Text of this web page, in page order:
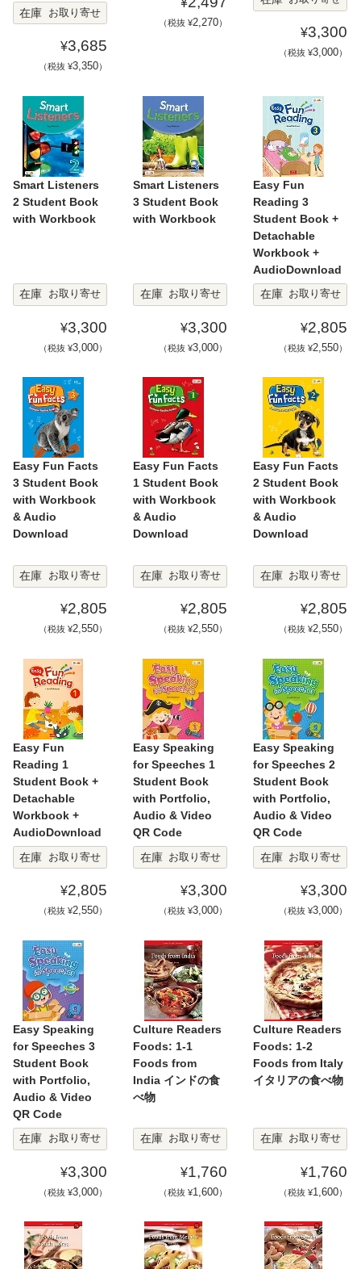
在庫 お取り寄せ
¥3,685
（税抜 ¥3,350）
¥
（税抜 ¥2,270）
¥3,300
（税抜 ¥3,000）
Smart Listeners
2 Student Book
with Workbook
在庫 お取り寄せ
¥3,300
（税抜 ¥3,000）
Smart Listeners
3 Student Book
with Workbook
在庫 お取り寄せ
¥3,300
（税抜 ¥3,000）
Easy Fun
Reading 3
Student Book +
Detachable
Workbook +
AudioDownload
在庫
お取り寄せ
¥2,805
（税抜 ¥2,550）
Easy Fun Facts
3 Student Book
with Workbook
& Audio
Download
在庫 お取り寄せ
¥2,805
（税抜 ¥2,550）
Easy Fun Facts
1 Student Book
with Workbook
& Audio
Download
在庫 お取り寄せ
¥2,805
（税抜 ¥2,550）
Easy Fun Facts
2 Student Book
with Workbook
& Audio
Download
在庫 お取り寄せ
¥2,805
（税抜 ¥2,550）
Easy Fun
Reading 1
Student Book +
Detachable
Workbook +
AudioDownload
在庫
お取り寄せ
¥2,805
（税抜 ¥2,550）
Easy Speaking
for Speeches 1
Student Book
with Portfolio,
Audio & Video
QR Code
在庫
お取り寄せ
¥3,300
（税抜 ¥3,000）
Easy Speaking
for Speeches 2
Student Book
with Portfolio,
Audio & Video
QR Code
在庫
お取り寄せ
¥3,300
（税抜 ¥3,000）
Easy Speaking
for Speeches 3
Student Book
with Portfolio,
Audio & Video
QR Code
在庫
お取り寄せ
¥3,300
（税抜 ¥3,000）
Culture Readers
Foods: 1-1
Foods from
India インドの食
べ物
在庫 お取り寄せ
¥1,760
（税抜 ¥1,600）
Culture Readers
Foods: 1-2
Foods from Italy
イタリアの食べ物
在庫 お取り寄せ
¥1,760
（税抜 ¥1,600）